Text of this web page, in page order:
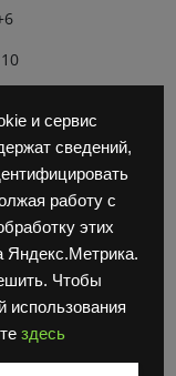
и сервис
сведений,
работу с
этих
Яндекс.Метрика.
Чтобы
использования
здесь
мм 11